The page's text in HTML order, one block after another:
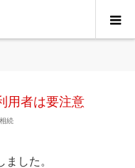
用者は要注意
相続
した。